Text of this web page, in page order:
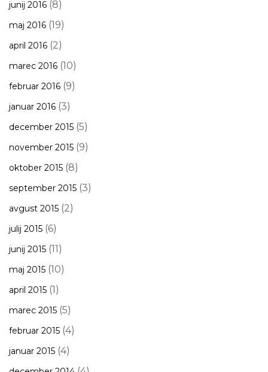
junij 2016 (8)
maj 2016 (19)
april 2016 (2)
marec 2016 (10)
februar 2016 (9)
januar 2016 (3)
december 2015 (5)
november 2015 (9)
oktober 2015 (8)
september 2015 (3)
avgust 2015 (2)
julij 2015 (6)
junij 2015 (11)
maj 2015 (10)
april 2015 (1)
marec 2015 (5)
februar 2015 (4)
januar 2015 (4)